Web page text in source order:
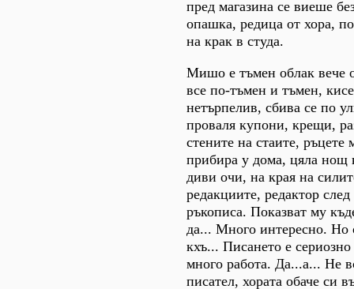
пред магазина се виеше
опашка, редица от хора,
на крак в студа.
Мишо е тъмен облак вече
все по-тъмен и тъмен,
нетърпелив, сбива се по
проваля купони, крещи,
стените на стаите, ръцете
прибира у дома, цяла нощ
диви очи, на края на
редакциите, редактор
ръкописа. Показват му
да... Много интересно. Но
кхъ... Писането е
много работа. Да...а... Не
писател, хората обаче си